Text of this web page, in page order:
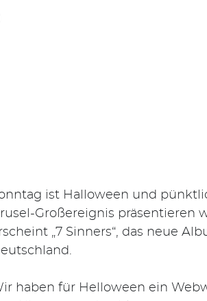
ist Halloween und
Großereignis präsentieren
„7 Sinners“, das neue
haben für Helloween ein